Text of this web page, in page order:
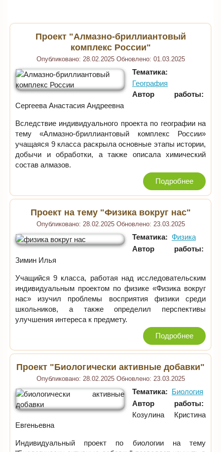
Проект "Алмазно-бриллиантовый
комплекс России"
Опубликовано: 28.02.2025 Обновлено: 01.03.2025
Тематика:
География
Автор работы:
Сергеева Анастасия Андреевна
Вследствие индивидуального проекта по географии на
тему «Алмазно-бриллиантовый комплекс России»
учащаяся 9 класса раскрыла основные этапы истории,
добычи и обработки, а также описала химический
состав алмазов.
Подробнее
Проект на тему "Физика вокруг нас"
Опубликовано: 28.02.2025 Обновлено: 23.03.2025
Тематика: Физика
Автор работы:
Зимин Илья
Учащийся 9 класса, работая над исследовательским
индивидуальным проектом по физике «Физика вокруг
нас» изучил проблемы восприятия физики среди
школьников, а также определил перспективы
улучшения интереса к предмету.
Подробнее
Проект "Биологически активные добавки"
Опубликовано: 28.02.2025 Обновлено: 23.03.2025
Тематика: Биология
Автор работы:
Козулина Кристина
Евгеньевна
Индивидуальный проект по биологии на тему